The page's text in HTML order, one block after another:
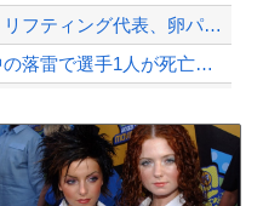
Powered by livedoor 相互RSS
【悲報】東京五輪ウェイトリフティング代表、卵パックを盗んで逮捕ｗｗｗｗｗｗｗ
【動画】サッカーの試合中の落雷で選手1人が死亡、12人が負傷した事故。